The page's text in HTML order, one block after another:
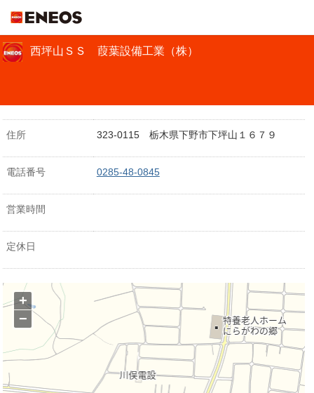
西坪山ＳＳ 葭葉設備工業（株）
住所 323-0115 栃木県下野市下坪山１６７９
電話番号 0285-48-0845
営業時間
定休日
+
−